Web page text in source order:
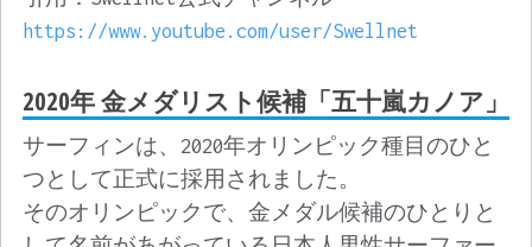
https://www.youtube.com/user/Swellnet
2020年 金メダリスト候補「五十嵐カノア」
サーフィンは、2020年オリンピック種目のひと
つとして正式に採用されました。
そのオリンピックで、金メダル候補のひとりと